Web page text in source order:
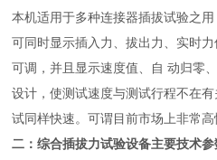
本机适用于多种连接器插拔试验之
可同时显示插入力、拔出力、实时
可调，并且显示速度值、自 动归零
设计，使测试速度与测试行程不在
试同样快速。可谓目前市场上非常高
二：综合插拔力试验设备主要技术参